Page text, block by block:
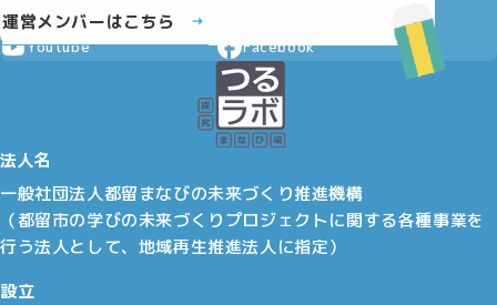
運営メンバーはこちら
Youtube Facebook
法人名
一般社団法人都留まなびの未来づくり推進機構
（都留市の学びの未来づくりプロジェクトに関する各種事業を
行う法人として、地域再生推進法人に指定）
設立